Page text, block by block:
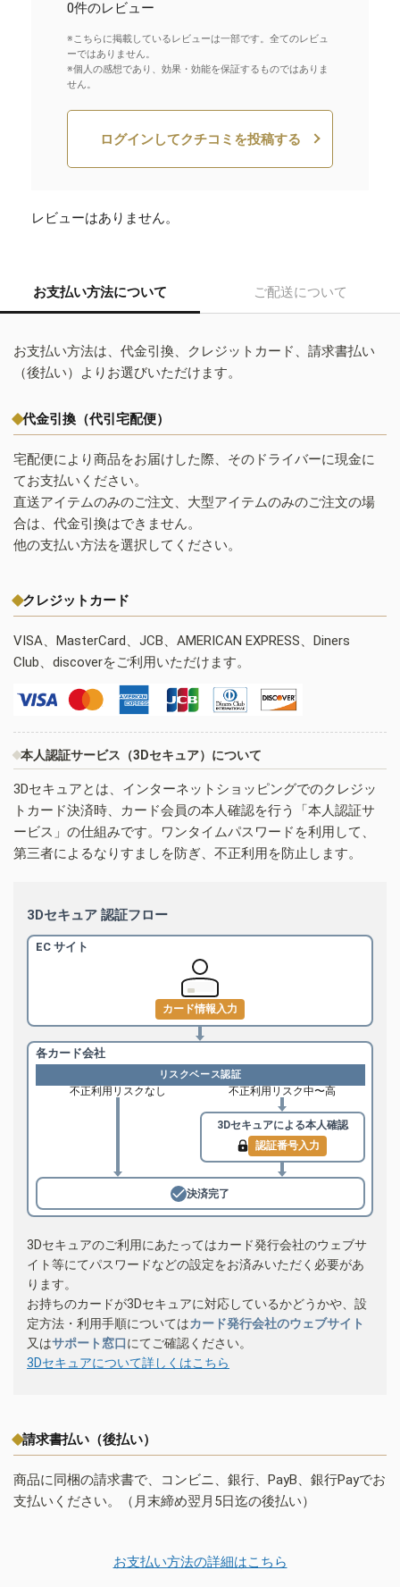
0件のレビュー
※こちらに掲載しているレビューは一部です。全てのレビュ
ーではありません。
※個人の感想であり、効果・効能を保証するものではありま
せん。
ログインしてクチコミを投稿する
レビューはありません。
お支払い方法について ご配送について
お支払い方法は、代金引換、クレジットカード、請求書払い
（後払い）よりお選びいただけます。
代金引換（代引宅配便）
宅配便により商品をお届けした際、そのドライバーに現金に
てお支払いください。
直送アイテムのみのご注文、大型アイテムのみのご注文の場
合は、代金引換はできません。
他の支払い方法を選択してください。
クレジットカード
VISA、MasterCard、JCB、AMERICAN EXPRESS、Diners
Club、discoverをご利用いただけます。
本人認証サービス（3Dセキュア）について
3Dセキュアとは、インターネットショッピングでのクレジッ
トカード決済時、カード会員の本人確認を行う「本人認証サ
ービス」の仕組みです。ワンタイムパスワードを利用して、
第三者によるなりすましを防ぎ、不正利用を防止します。
3Dセキュア 認証フロー
EC サイト
カード情報入力
各カード会社
リスクベース認証
不正利用リスクなし 不正利用リスク中〜高
3Dセキュアによる本人確認
認証番号入力
決済完了
3Dセキュアのご利用にあたってはカード発行会社のウェブサ
イト等にてパスワードなどの設定をお済みいただく必要があ
ります。
お持ちのカードが3Dセキュアに対応しているかどうかや、設
定方法・利用手順についてはカード発行会社のウェブサイト
又はサポート窓口にてご確認ください。
3Dセキュアについて詳しくはこちら
請求書払い（後払い）
商品に同梱の請求書で、コンビニ、銀行、PayB、銀行Payでお
支払いください。（月末締め翌月5日迄の後払い）
お支払い方法の詳細はこちら